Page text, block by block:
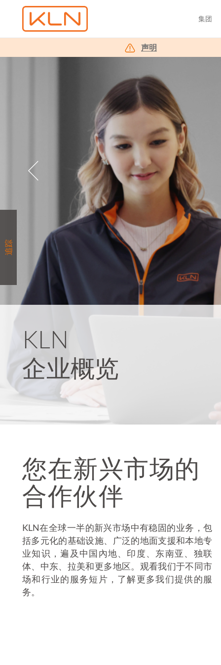
集团
声明
追踪
KLN
企业概览
您在新兴市场的
合作伙伴
KLN在全球一半的新兴市场中有稳固的业务，包
括多元化的基础设施、广泛的地面支援和本地专
业知识，遍及中国內地、印度、东南亚、独联
体、中东、拉美和更多地区。观看我们于不同市
场和行业的服务短片，了解更多我们提供的服
务。